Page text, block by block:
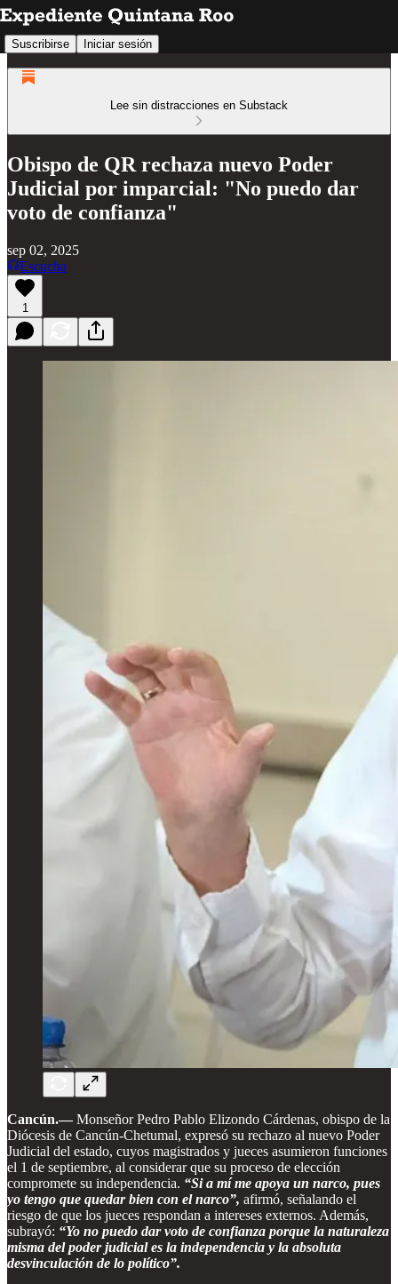
Suscribirse Iniciar sesión
Lee sin distracciones en Substack
Obispo de QR rechaza nuevo Poder
Judicial por imparcial: "No puedo dar
voto de confianza"
sep 02, 2025
Escucha
1
Cancún.—Monseñor Pedro Pablo Elizondo Cárdenas, obispo de la
Diócesis de Cancún-Chetumal, expresó su rechazo al nuevo Poder
Judicial del estado, cuyos magistrados y jueces asumieron funciones
el 1 de septiembre, al considerar que su proceso de elección
compromete su independencia. “Si a mí me apoya un narco, pues
yo tengo que quedar bien con el narco”, afirmó, señalando el
riesgo de que los jueces respondan a intereses externos. Además,
subrayó: “Yo no puedo dar voto de confianza porque la naturaleza
misma del poder judicial es la independencia y la absoluta
desvinculación de lo político”.